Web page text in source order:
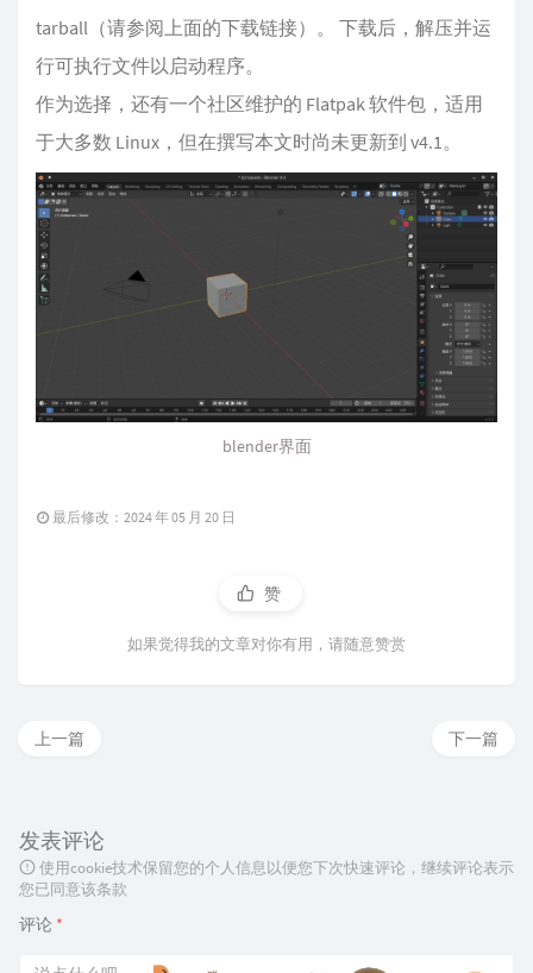
tarball（请参阅上面的下载链接）。 下载后，解压并运
行可执行文件以启动程序。
作为选择，还有一个社区维护的 Flatpak 软件包，适用
于大多数 Linux，但在撰写本文时尚未更新到 v4.1。
blender界面
最后修改：2024 年 05 月 20 日
赞
如果觉得我的文章对你有用，请随意赞赏
下一篇
上一篇
发表评论
使用cookie技术保留您的个人信息以便您下次快速评论，继续评论表示
您已同意该条款
评论 *